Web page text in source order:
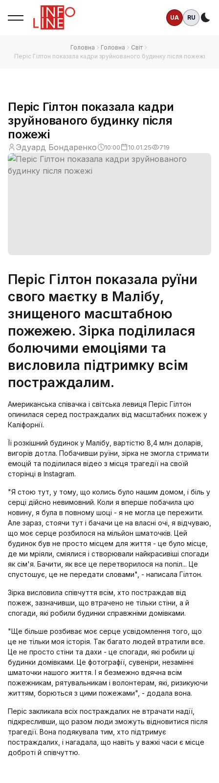
UA RU
Головна Головна
Світ
Періс Гілтон показала кадри зруйнованого будинку після пожежі
Періс Гілтон показала кадри
зруйнованого будинку після
пожежі
Эдуард Бондаренко 10:00 10.01.25 719
Періс Гілтон показала руїни
свого маєтку в Малібу,
знищеного масштабною
пожежею. Зірка поділилася
болючими емоціями та
висловила підтримку всім
постраждалим.
Американська співачка і світська левиця Періс Гілтон
опинилася серед постраждалих від масштабних пожеж у
Каліфорнії.
Її розкішний будинок у Малібу, вартістю 8,4 млн доларів,
вигорів дотла. Побачивши руїни, зірка не змогла стримати
емоцій та поділилася відео з місця трагедії на своїй
сторінці в Instagram.
"Я стою тут, у тому, що колись було нашим домом, і біль у
серці дійсно невимовний. Коли я вперше побачила цю
новину, я була в повному шоці - я не могла це пережити.
Але зараз, стоячи тут і бачачи це на власні очі, я відчуваю,
що моє серце розбилося на мільйон шматочків. Цей
будинок був не просто місцем для життя - це було місце,
де ми мріяли, сміялися і створювали найкрасивіші спогади
як сім'я. Бачити, як все це перетворилося на попіл... Це
спустошує, це не передати словами", - написала Гілтон.
Зірка висловила співчуття всім, хто постраждав від
пожеж, зазначивши, що втрачено не тільки стіни, а й
спогади, які робили будинки справжніми домівками.
"Ще більше розбиває моє серце усвідомлення того, що
це не тільки моя історія. Так багато людей втратили все.
Це не просто стіни та дахи - це спогади, які робили ці
будинки домівками. Це фотографії, сувеніри, незамінні
шматочки нашого життя. І я безмежно вдячна всім
пожежникам, рятувальникам і волонтерам, які, ризикуючи
життям, борються з цими пожежами", - додала вона.
Періс закликала всіх постраждалих не втрачати надії,
підкресливши, що разом люди зможуть відновитися після
трагедії. Вона подякувала тим, хто підтримує
постраждалих, і нагадала, що навіть у важкі часи є місце
доброті й співчуттю.